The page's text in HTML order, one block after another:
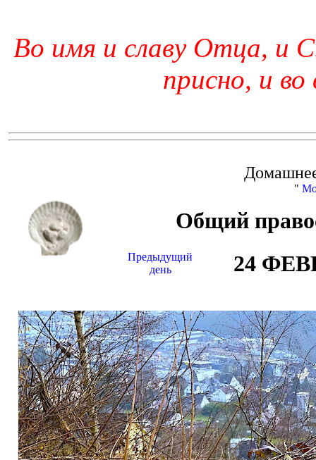
Во имя и славу Отца, и
присно, и во
"
Общий
Предыдущий
день
24